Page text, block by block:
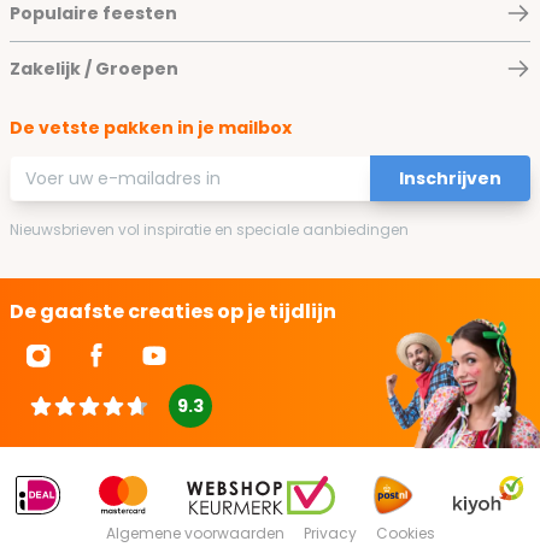
Populaire feesten
Zakelijk / Groepen
De vetste pakken in je mailbox
E-mailadres
Inschrijven
Nieuwsbrieven vol inspiratie en speciale aanbiedingen
De gaafste creaties op je tijdlijn
9.3
Algemene voorwaarden Privacy Cookies